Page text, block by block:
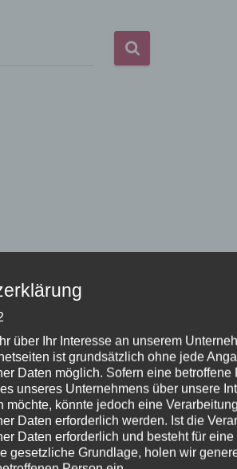
über Ihr Interesse an unserem
ist grundsätzlich ohne jede
Daten möglich. Sofern eine betroffene
unseres Unternehmens über unsere
möchte, könnte jedoch eine
Daten erforderlich werden. Ist die
Daten erforderlich und besteht für eine
gesetzliche Grundlage, holen wir